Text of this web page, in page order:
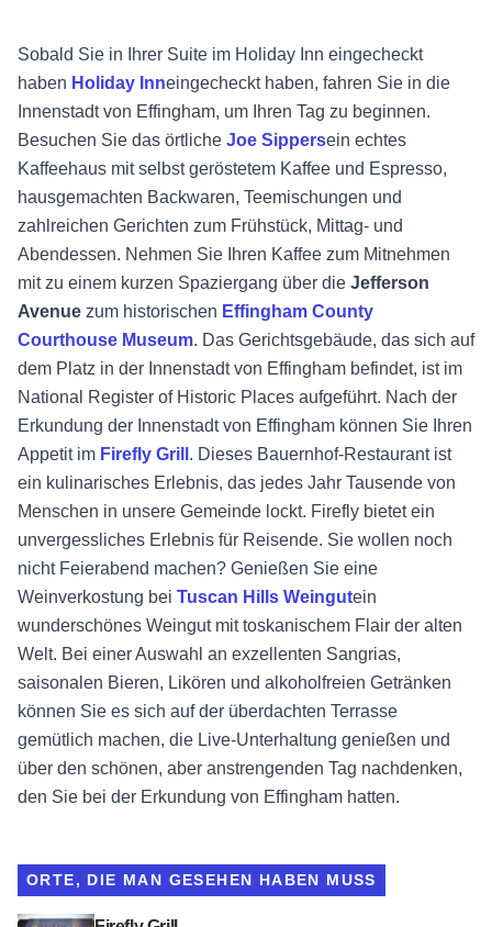
Sobald Sie in Ihrer Suite im Holiday Inn eingecheckt
haben Holiday Inneingecheckt haben, fahren Sie in die
Innenstadt von Effingham, um Ihren Tag zu beginnen.
Besuchen Sie das örtliche Joe Sippersein echtes
Kaffeehaus mit selbst geröstetem Kaffee und Espresso,
hausgemachten Backwaren, Teemischungen und
zahlreichen Gerichten zum Frühstück, Mittag- und
Abendessen. Nehmen Sie Ihren Kaffee zum Mitnehmen
mit zu einem kurzen Spaziergang über die Jefferson
Avenue zum historischen Effingham County
Courthouse Museum. Das Gerichtsgebäude, das sich auf
dem Platz in der Innenstadt von Effingham befindet, ist im
National Register of Historic Places aufgeführt. Nach der
Erkundung der Innenstadt von Effingham können Sie Ihren
Appetit im Firefly Grill . Dieses Bauernhof-Restaurant ist
ein kulinarisches Erlebnis, das jedes Jahr Tausende von
Menschen in unsere Gemeinde lockt. Firefly bietet ein
unvergessliches Erlebnis für Reisende. Sie wollen noch
nicht Feierabend machen? Genießen Sie eine
Weinverkostung bei Tuscan Hills Weingutein
wunderschönes Weingut mit toskanischem Flair der alten
Welt. Bei einer Auswahl an exzellenten Sangrias,
saisonalen Bieren, Likören und alkoholfreien Getränken
können Sie es sich auf der überdachten Terrasse
gemütlich machen, die Live-Unterhaltung genießen und
über den schönen, aber anstrengenden Tag nachdenken,
den Sie bei der Erkundung von Effingham hatten.
ORTE, DIE MAN GESEHEN HABEN MUSS